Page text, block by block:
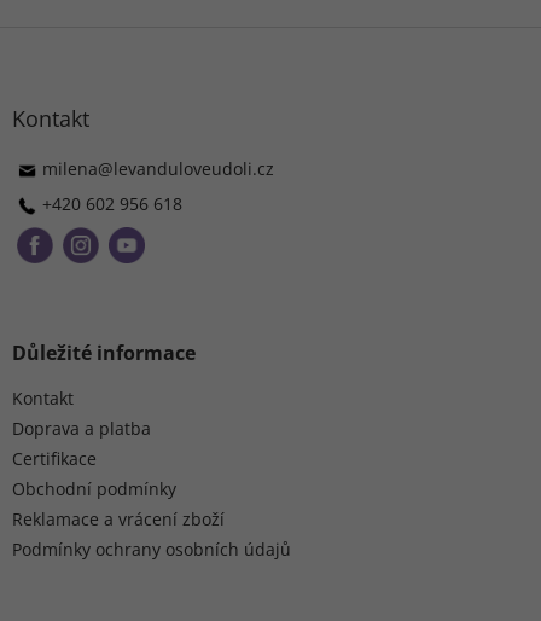
Kontakt
milena@levanduloveudoli.cz
+420 602 956 618
Důležité informace
Kontakt
Doprava a platba
Certifikace
Obchodní podmínky
Reklamace a vrácení zboží
Podmínky ochrany osobních údajů